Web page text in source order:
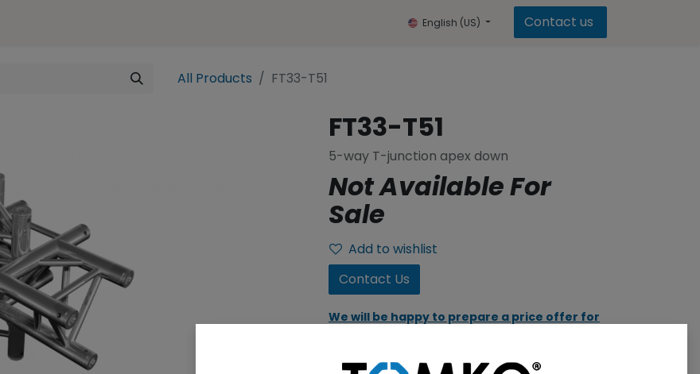
English (US) Contact us
All Products FT33-T51
FT33-T51
5-way T-junction apex down
Not Available For
Sale
Add to wishlist
Contact Us
We will be happy to prepare a price offer for